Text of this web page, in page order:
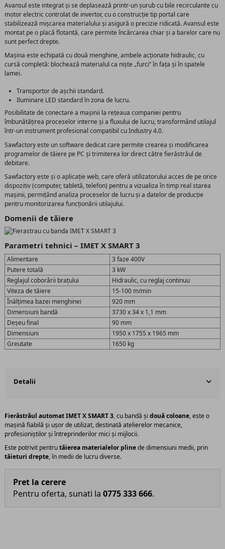
Avansul este integrat și se deplasează printr-un șurub cu bile recirculante cu
motor electric controlat de invertor, cu o construcție tip portal care
stabilizează mișcarea materialului și asigură o precizie ridicată. Avansul este
montat pe o placă flotantă, care permite încărcarea chiar și a barelor care nu
sunt perfect drepte.
Mașina este echipată cu două menghine, ambele acționate hidraulic, cu
cursă completă: blochează materialul ca niște „furci” în fața și în spatele
lamei.
Transportor de așchii standard.
Iluminare LED standard în zona de lucru.
Posibilitate de conectare a mașinii la rețeaua companiei pentru
îmbunătățirea proceselor interne și a fluxului de lucru, transformând utilajul
într-un instrument profesional compatibil cu Industry 4.0.
Sawfactory este un software dedicat care permite crearea și modificarea
programelor de tăiere pe PC și trimiterea lor direct către fierăstrăul de
debitare.
Sawfactory este și o aplicație web, care oferă utilizatorului acces de pe orice
dispozitiv (computer, tabletă, telefon) pentru a vizualiza în timp real starea
mașinii, permițând analiza proceselor de lucru și a datelor de producție
pentru monitorizarea funcționării utilajului.
Domenii de tăiere
Parametri tehnici – IMET X SMART 3
Alimentare
3 faze 400V
Putere totală
3 kW
Reglajul coborârii brațului
Hidraulic, cu reglaj continuu
Viteza de tăiere
15-100 m/min
Înălțimea bazei menghinei
920 mm
Dimensiuni bandă
3730 x 34 x 1,1 mm
Deșeu final
90 mm
Dimensiuni
1950 x 1755 x 1965 mm
Greutate
1650 kg
Detalii
Fierăstrăul automat IMET X SMART 3, cu bandă și două coloane, este o
mașină fiabilă și ușor de utilizat, destinată atelierelor mecanice,
profesioniștilor și întreprinderilor mici și mijlocii.
Este potrivit pentrutăierea materialelor plinede dimensiuni medii, prin
tăieturi drepte, în medii de lucru diverse.
Pret la cerere
Pentru oferta, sunati la 0775 333 666.